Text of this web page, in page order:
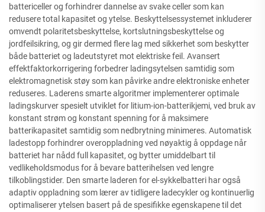
battericeller og forhindrer dannelse av svake celler som kan
redusere total kapasitet og ytelse. Beskyttelsessystemet inkluderer
omvendt polaritetsbeskyttelse, kortslutningsbeskyttelse og
jordfeilsikring, og gir dermed flere lag med sikkerhet som beskytter
både batteriet og ladeutstyret mot elektriske feil. Avansert
effektfaktorkorrigering forbedrer ladingsytelsen samtidig som
elektromagnetisk støy som kan påvirke andre elektroniske enheter
reduseres. Laderens smarte algoritmer implementerer optimale
ladingskurver spesielt utviklet for litium-ion-batterikjemi, ved bruk av
konstant strøm og konstant spenning for å maksimere
batterikapasitet samtidig som nedbrytning minimeres. Automatisk
ladestopp forhindrer overoppladning ved nøyaktig å oppdage når
batteriet har nådd full kapasitet, og bytter umiddelbart til
vedlikeholdsmodus for å bevare batterihelsen ved lengre
tilkoblingstider. Den smarte laderen for el-sykkelbatteri har også
adaptiv oppladning som lærer av tidligere ladecykler og kontinuerlig
optimaliserer ytelsen basert på de spesifikke egenskapene til det